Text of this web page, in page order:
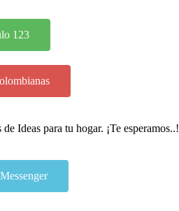
123
Ideas para tu hogar. ¡Te esperamos..!